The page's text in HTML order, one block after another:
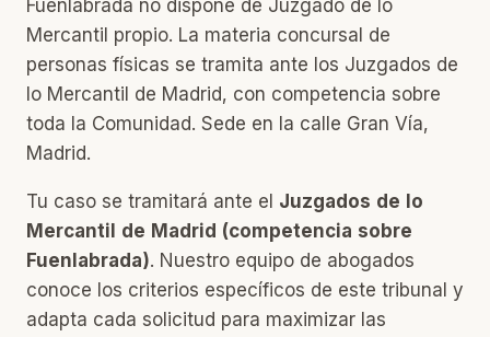
Fuenlabrada no dispone de Juzgado de lo
Mercantil propio. La materia concursal de
personas físicas se tramita ante los Juzgados de
lo Mercantil de Madrid, con competencia sobre
toda la Comunidad. Sede en la calle Gran Vía,
Madrid.
Tu caso se tramitará ante el Juzgados de lo
Mercantil de Madrid (competencia sobre
Fuenlabrada). Nuestro equipo de abogados
conoce los criterios específicos de este tribunal y
adapta cada solicitud para maximizar las